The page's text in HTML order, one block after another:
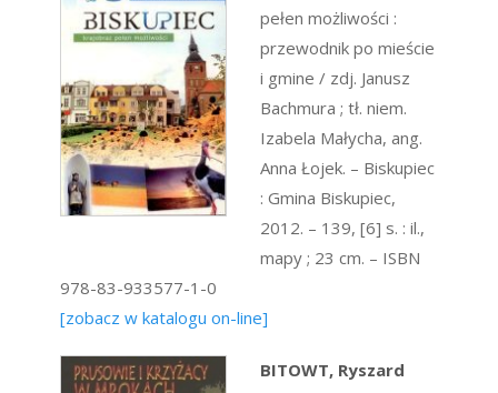
pełen możliwości :
przewodnik po mieście
i gmine / zdj. Janusz
Bachmura ; tł. niem.
Izabela Małycha, ang.
Anna Łojek. – Biskupiec
: Gmina Biskupiec,
2012. – 139, [6] s. : il.,
mapy ; 23 cm. – ISBN
978-83-933577-1-0
[zobacz w katalogu on-line]
BITOWT, Ryszard